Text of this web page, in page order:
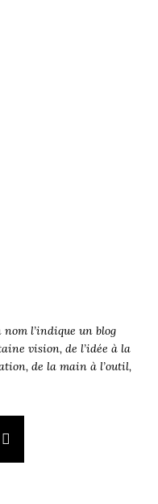
nom l’indique un blog
vision, de l’idée à la
de la main à l’outil,